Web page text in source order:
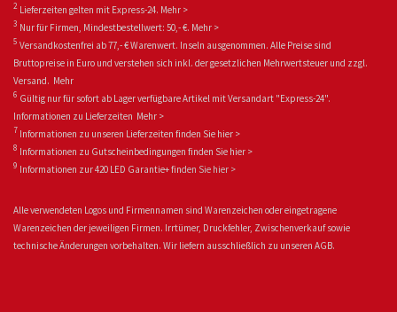
2 Lieferzeiten gelten mit Express-24. Mehr >
3 Nur für Firmen, Mindestbestellwert: 50,- €. Mehr >
5 Versandkostenfrei ab 77,- € Warenwert. Inseln ausgenommen. Alle Preise sind
Bruttopreise in Euro und verstehen sich inkl. der gesetzlichen Mehrwertsteuer und zzgl.
Versand. Mehr
6 Gültig nur für sofort ab Lager verfügbare Artikel mit Versandart "Express-24".
Informationen zu Lieferzeiten Mehr >
7 Informationen zu unseren Lieferzeiten finden Sie hier >
8 Informationen zu Gutscheinbedingungen finden Sie hier >
9 Informationen zur 420 LED Garantie+ finden Sie hier >
Alle verwendeten Logos und Firmennamen sind Warenzeichen oder eingetragene
Warenzeichen der jeweiligen Firmen. Irrtümer, Druckfehler, Zwischenverkauf sowie
technische Änderungen vorbehalten. Wir liefern ausschließlich zu unseren AGB.